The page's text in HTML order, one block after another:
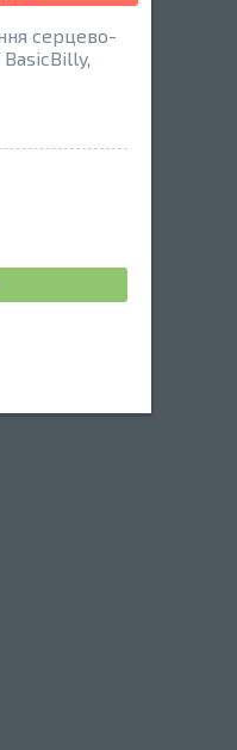
серцево-
BasicBilly,